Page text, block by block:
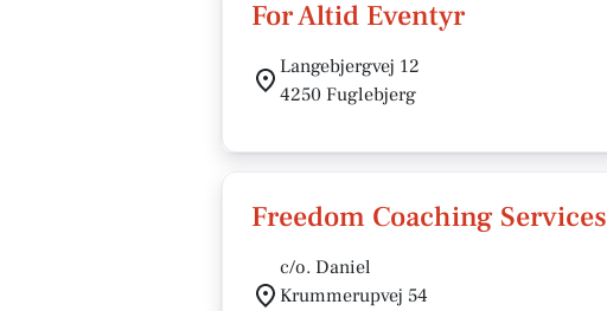
For Altid Eventyr
Langebjergvej 12
4250 Fuglebjerg
Freedom Coaching Services
c/o. Daniel
Krummerupvej 54